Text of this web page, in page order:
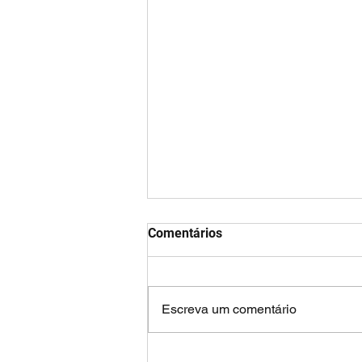
Comentários
Escreva um comentário